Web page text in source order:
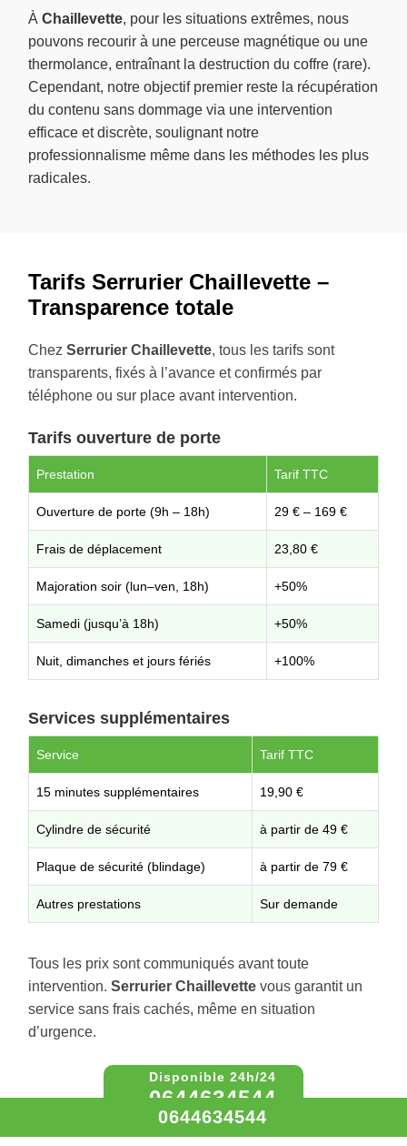
À Chaillevette, pour les situations extrêmes, nous
pouvons recourir à une perceuse magnétique ou une
thermolance, entraînant la destruction du coffre (rare).
Cependant, notre objectif premier reste la récupération
du contenu sans dommage via une intervention
efficace et discrète, soulignant notre
professionnalisme même dans les méthodes les plus
radicales.
Tarifs Serrurier Chaillevette –
Transparence totale
Chez Serrurier Chaillevette, tous les tarifs sont
transparents, fixés à l’avance et confirmés par
téléphone ou sur place avant intervention.
Tarifs ouverture de porte
Prestation Tarif TTC
Ouverture de porte (9h – 18h) 29 € – 169 €
Frais de déplacement 23,80 €
Majoration soir (lun–ven, 18h) +50%
Samedi (jusqu’à 18h) +50%
Nuit, dimanches et jours fériés +100%
Services supplémentaires
Service Tarif TTC
15 minutes supplémentaires 19,90 €
Cylindre de sécurité à partir de 49 €
Plaque de sécurité (blindage) à partir de 79 €
Autres prestations Sur demande
Tous les prix sont communiqués avant toute
intervention. Serrurier Chaillevette vous garantit un
service sans frais cachés, même en situation
d’urgence.
0644634544
0644634544